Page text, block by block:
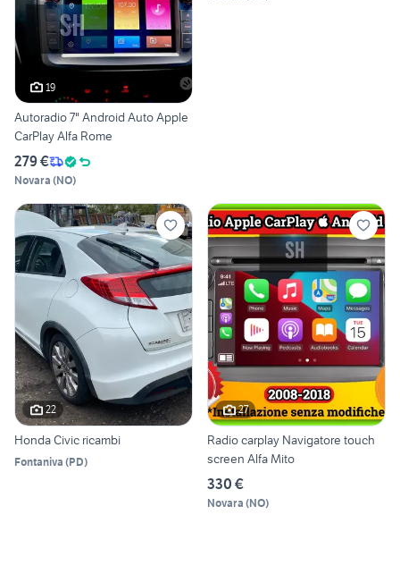
19
Autoradio 7" Android Auto Apple
CarPlay Alfa Rome
279 €
Novara (NO)
22
Honda Civic ricambi
Fontaniva (PD)
27
Radio carplay Navigatore touch
screen Alfa Mito
330 €
Novara (NO)